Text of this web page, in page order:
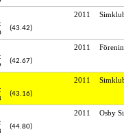
2011
(43.42)
2011
(42.67)
2011
(43.16)
2011 Osby
(44.80)